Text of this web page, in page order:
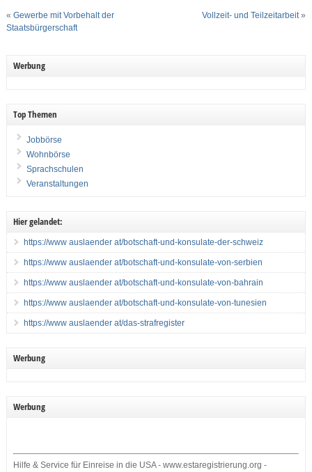
« Gewerbe mit Vorbehalt der
Staatsbürgerschaft
Vollzeit- und Teilzeitarbeit»
Werbung
Top Themen
Jobbörse
Wohnbörse
Sprachschulen
Veranstaltungen
Hier gelandet:
https://www auslaender at/botschaft-und-konsulate-der-schweiz
https://www auslaender at/botschaft-und-konsulate-von-serbien
https://www auslaender at/botschaft-und-konsulate-von-bahrain
https://www auslaender at/botschaft-und-konsulate-von-tunesien
https://www auslaender at/das-strafregister
Werbung
Werbung
Hilfe & Service für Einreise in die USA - www.estaregistrierung.org -